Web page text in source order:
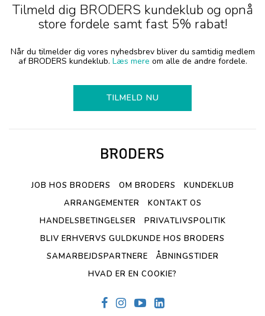
Tilmeld dig BRODERS kundeklub og opnå
store fordele samt fast 5% rabat!
Når du tilmelder dig vores nyhedsbrev bliver du samtidig medlem
af BRODERS kundeklub. Læs mere om alle de andre fordele.
TILMELD NU
JOB HOS BRODERS OM BRODERS
KUNDEKLUB
ARRANGEMENTER
KONTAKT OS
HANDELSBETINGELSER
PRIVATLIVSPOLITIK
BLIV ERHVERVS GULDKUNDE HOS BRODERS
SAMARBEJDSPARTNERE
ÅBNINGSTIDER
HVAD ER EN COOKIE?